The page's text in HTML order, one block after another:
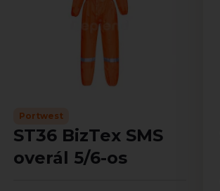
Portwest
ST36 BizTex SMS
overál 5/6-os